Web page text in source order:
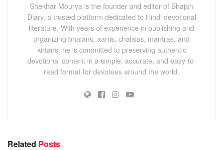
Shekhar Mourya is the founder and editor of Bhajan
Diary, a trusted platform dedicated to Hindi devotional
literature. With years of experience in publishing and
organizing bhajans, aartis, chalisas, mantras, and
kirtans, he is committed to preserving authentic
devotional content in a simple, accurate, and easy-to-
read format for devotees around the world.
Related Posts